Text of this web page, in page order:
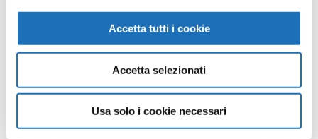
Accetta tutti i cookie
Accetta selezionati
Usa solo i cookie necessari
opere della collezione d’arte di
Cesenatico nella Galleria Virtuale:
un viaggio artistico senza confini.
Guarda tutte le opere